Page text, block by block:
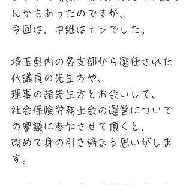
んかもあったのですが、
今回は、中継はナシでした。
埼玉県内の各支部から選任された
代議員の先生方や、
理事の諸先生方とお会いして、
社会保険労務士会の運営について
の審議に参加させて頂くと、
改めて身の引き締まる思いがしま
す。